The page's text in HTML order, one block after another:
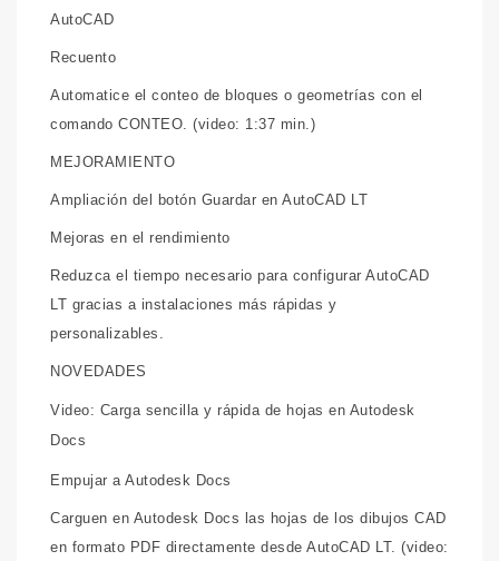
AutoCAD
Recuento
Automatice el conteo de bloques o geometrías con el
comando CONTEO. (video: 1:37 min.)
MEJORAMIENTO
Ampliación del botón Guardar en AutoCAD LT
Mejoras en el rendimiento
Reduzca el tiempo necesario para configurar AutoCAD
LT gracias a instalaciones más rápidas y
personalizables.
NOVEDADES
Video: Carga sencilla y rápida de hojas en Autodesk
Docs
Empujar a Autodesk Docs
Carguen en Autodesk Docs las hojas de los dibujos CAD
en formato PDF directamente desde AutoCAD LT. (video: